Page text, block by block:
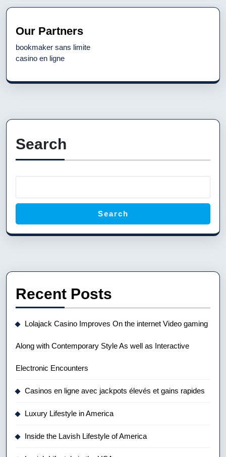
Previous
post:
Our Partners
bookmaker sans limite
casino en ligne
Search
Search
Recent Posts
Lolajack Casino Improves On the internet Video gaming
Along with Contemporary Style As well as Interactive
Electronic Encounters
Casinos en ligne avec jackpots élevés et gains rapides
Luxury Lifestyle in America
Inside the Lavish Lifestyle of America